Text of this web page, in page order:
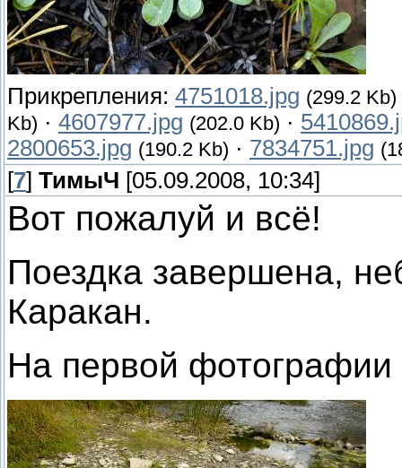
Прикрепления: 4751018.jpg (299.2 Kb)
Kb) · 4607977.jpg (202.0 Kb) ·
2800653.jpg (190.2 Kb) · 7834751.jpg
[7] ТимыЧ [05.09.2008, 10:34]
Вот пожалуй и всё!
Поездка завершена,
Каракан.
На первой фотографии